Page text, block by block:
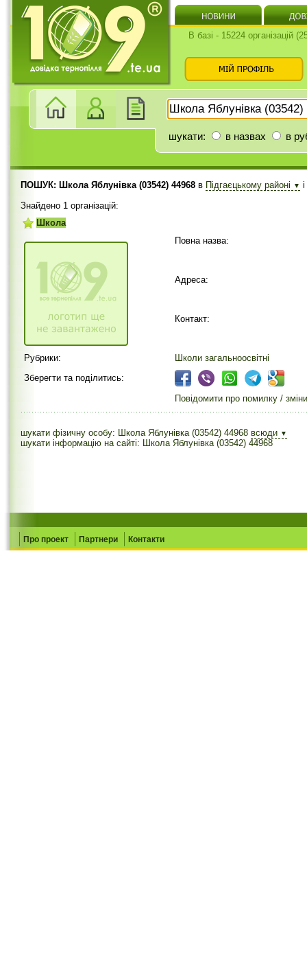
В базі - 15224 організацій
шукати: в назвах в
ПОШУК: Школа Яблунівка (03542) 44968 в Підгаєцькому районі ▼ і
Знайдено 1 організацій:
Школа
Повна назва:
Адреса:
Контакт:
Рубрики:
Школи загальноосвітні
Зберегти та поділитись:
Повідомити про помилку / зміни
шукати фізичну особу: Школа Яблунівка (03542) 44968 всюди ▼
шукати інформацію на сайті: Школа Яблунівка (03542) 44968
Про проект Партнери Контакти